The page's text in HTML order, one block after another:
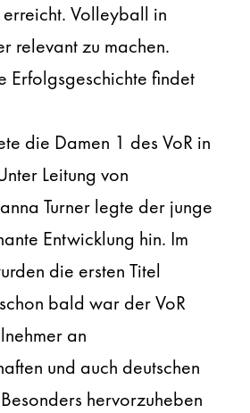
Volleyball in
relevant zu machen.
Erfolgsgeschichte findet
die Damen 1 des VoR in
Leitung von
Turner legte der junge
Entwicklung hin. Im
die ersten Titel
bald war der VoR
an
und auch deutschen
hervorzuheben